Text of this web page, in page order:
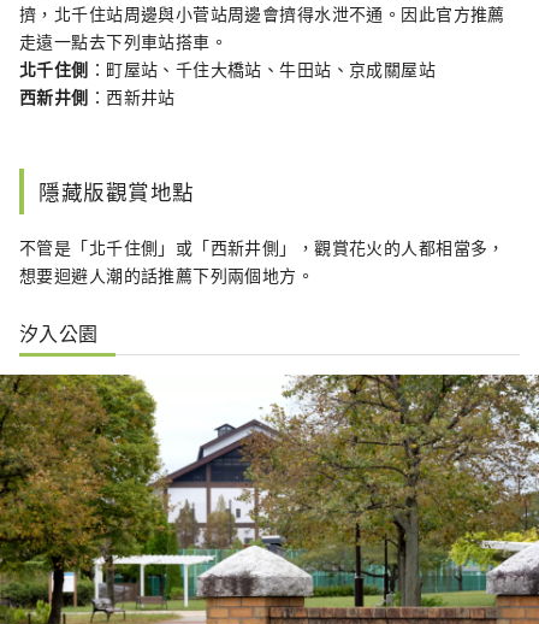
擠，北千住站周邊與小菅站周邊會擠得水泄不通。因此官方推薦
走遠一點去下列車站搭車。
北千住側 ：町屋站、千住大橋站、牛田站、京成關屋站
西新井側 ：西新井站
隱藏版觀賞地點
不管是「北千住側」或「西新井側」，觀賞花火的人都相當多，
想要迴避人潮的話推薦下列兩個地方。
汐入公園